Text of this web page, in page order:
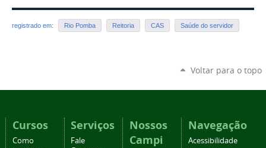
registrado em: Rio Pomba Reitoria CAS Saúde do servidor
Voltar para o topo
Cursos
Como
Serviços
Fale
Nossos
Campi
Navegação
Acessibilidade